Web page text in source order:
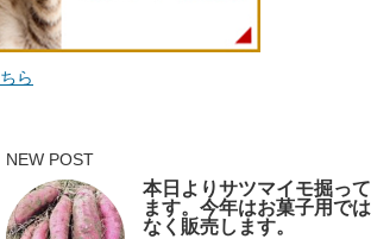
ら
NEW POST
本日よりサツマイモ掘って
ます。今年はお菓子用では
なく販売します。